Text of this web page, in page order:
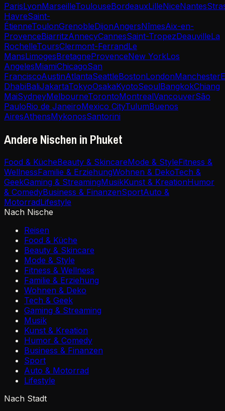
ParisLyonMarseilleToulouseBordeauxLilleNiceNantes
HavreSaint-
ÉtienneToulonGrenobleDijonAngersNîmesAix-en-
ProvenceBiarritzAnnecyCannesSaint-TropezDeauvilleLa
RochelleToursClermont-FerrandLe
MansLimogesBretagneProvenceNew YorkLos
AngelesMiamiChicagoSan
FranciscoAustinAtlantaSeattleBostonLondonManchester
DhabiBaliJakartaTokyoOsakaKyotoSeoulBangkokChiang
MaiSydneyMelbourneTorontoMontrealVancouverSão
PauloRio de JaneiroMexico CityTulumBuenos
AiresAthensMykonosSantorini
Andere Nischen in Phuket
Food & KücheBeauty & SkincareMode & StyleFitness &
WellnessFamilie & ErziehungWohnen & DekoTech &
GeekGaming & StreamingMusikKunst & KreationHumor
& ComedyBusiness & FinanzenSportAuto &
MotorradLifestyle
Nach Nische
Reisen
Food & Küche
Beauty & Skincare
Mode & Style
Fitness & Wellness
Familie & Erziehung
Wohnen & Deko
Tech & Geek
Gaming & Streaming
Musik
Kunst & Kreation
Humor & Comedy
Business & Finanzen
Sport
Auto & Motorrad
Lifestyle
Nach Stadt